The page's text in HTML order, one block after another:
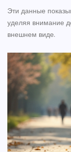
Эти данные
уделяя внимание
внешнем виде.